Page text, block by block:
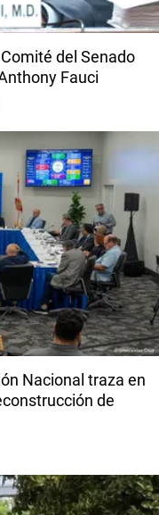
Comité del Senado
Fauci
Nacional traza en
de